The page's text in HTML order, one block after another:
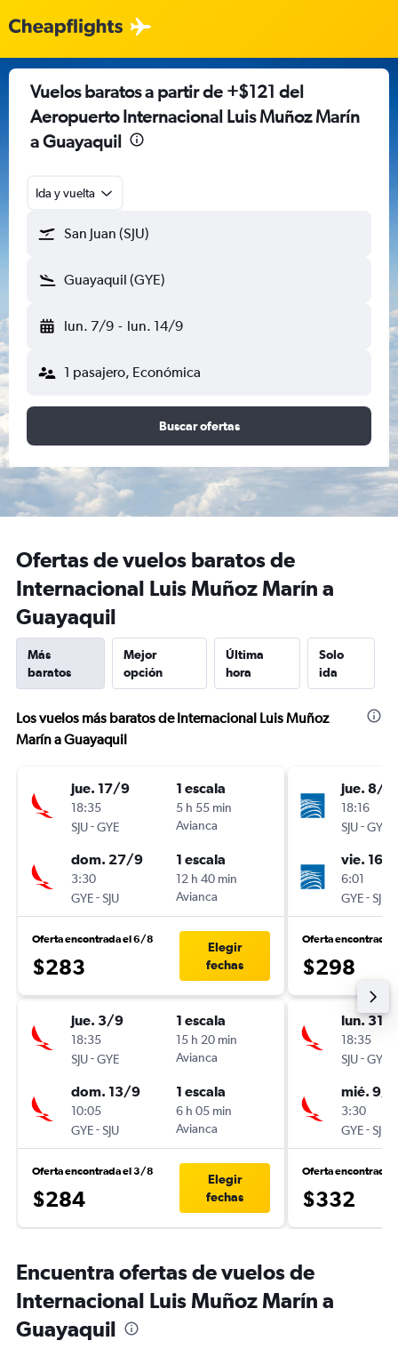
Vuelos baratos a partir de +$121 del
Aeropuerto Internacional Luis Muñoz Marín
a Guayaquil
Ida y vuelta
San Juan (SJU)
Guayaquil (GYE)
lun. 7/9 - lun. 14/9
1 pasajero, Económica
Buscar ofertas
Ofertas de vuelos baratos de
Internacional Luis Muñoz Marín a
Guayaquil
Más
baratos
Mejor
opción
Última
hora
Solo
ida
Los vuelos más baratos de Internacional Luis Muñoz
Marín a Guayaquil
jue. 17/9
18:35
SJU-GYE
1 escala
5 h 55 min
Avianca
dom. 27/9
3:30
GYE-SJU
1 escala
12 h 40 min
Avianca
Oferta encontrada el 6/8
$283
Elegir
fechas
jue. 3/9
18:35
SJU-GYE
1 escala
15 h 20 min
Avianca
dom. 13/9
10:05
GYE-SJU
1 escala
6 h 05 min
Avianca
Oferta encontrada el 3/8
$284
Elegir
fechas
jue. 8/
18:16
SJU-GYE
vie. 16/
6:01
GYE-SJU
Oferta encontrada
$298
lun. 31/
18:35
SJU-GYE
mié. 9/9
3:30
GYE-SJU
Oferta encontrada
$332
Encuentra ofertas de vuelos de
Internacional Luis Muñoz Marín a
Guayaquil